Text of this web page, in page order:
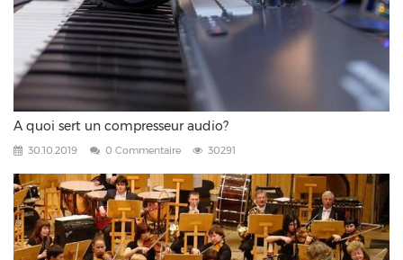
A quoi sert un compresseur audio?
30.10.2019 0 Commentaire 30291